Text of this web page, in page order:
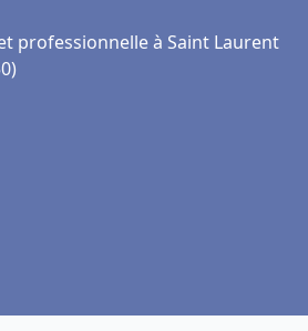
professionnelle à Saint Laurent